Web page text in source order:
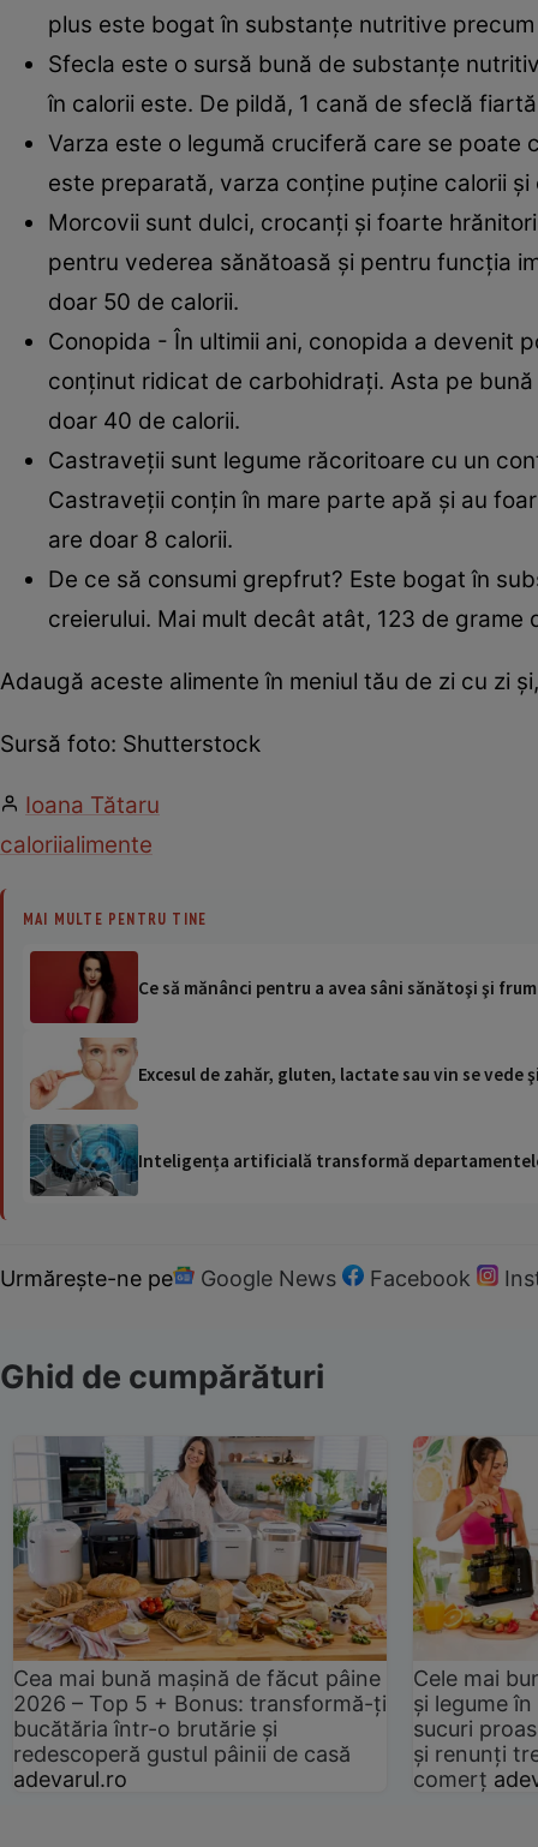
plus este bogat în substanțe nutritive
Sfecla este o sursă bună de substanțe
în calorii este. De pildă, 1 cană de sfeclă
Varza este o legumă cruciferă care se poate
este preparată, varza conține puține calorii
Morcovii sunt dulci, crocanți și foarte
pentru vederea sănătoasă și pentru funcția
doar 50 de calorii.
Conopida - În ultimii ani, conopida a devenit
conținut ridicat de carbohidrați. Asta pe
doar 40 de calorii.
Castraveții sunt legume răcoritoare cu un
Castraveții conțin în mare parte apă și au
are doar 8 calorii.
De ce să consumi grepfrut? Este bogat în
creierului. Mai mult decât atât, 123 de
Adaugă aceste alimente în meniul tău de zi cu zi
Sursă foto: Shutterstock
Ioana Tătaru
caloriialimente
MAI MULTE PENTRU TINE
Ce să mănânci pentru a avea sâni sănătoşi şi
Excesul de zahăr, gluten, lactate sau vin se
Inteligența artificială transformă
Urmărește-ne pe Google News Facebook
Ghid de cumpărături
Cea mai bună mașină de făcut pâine
2026 – Top 5 + Bonus: transformă-ți
bucătăria într-o brutărie și
redescoperă gustul pâinii de casă
adevarul.ro
Cele mai
și legume
sucuri
și renunți
comerț